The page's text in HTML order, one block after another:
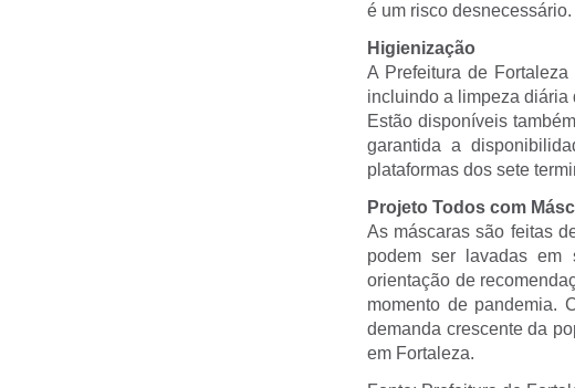
é um risco desnecessário.
Higienização
A Prefeitura de
incluindo a limpeza diária
Estão disponíveis
garantida a
plataformas dos sete
Projeto Todos com
As máscaras são feitas
podem ser lavadas em
orientação de
momento de pandemia.
demanda crescente da
em Fortaleza.